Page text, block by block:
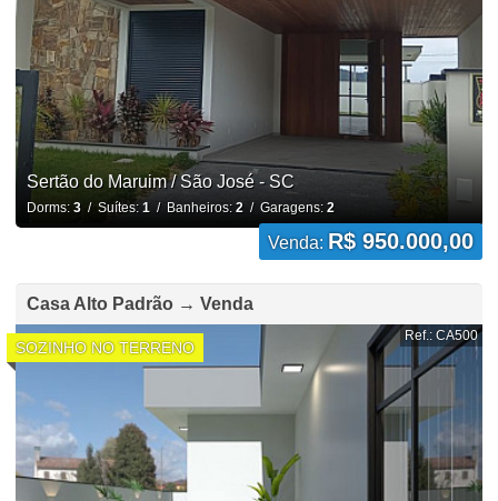
Sertão do Maruim / São José - SC
Dorms: 3/ Suítes: 1/ Banheiros: 2/ Garagens: 2
Venda: R$ 950.000,00
Casa Alto Padrão → Venda
SOZINHO NO TERRENO
Ref.: CA500